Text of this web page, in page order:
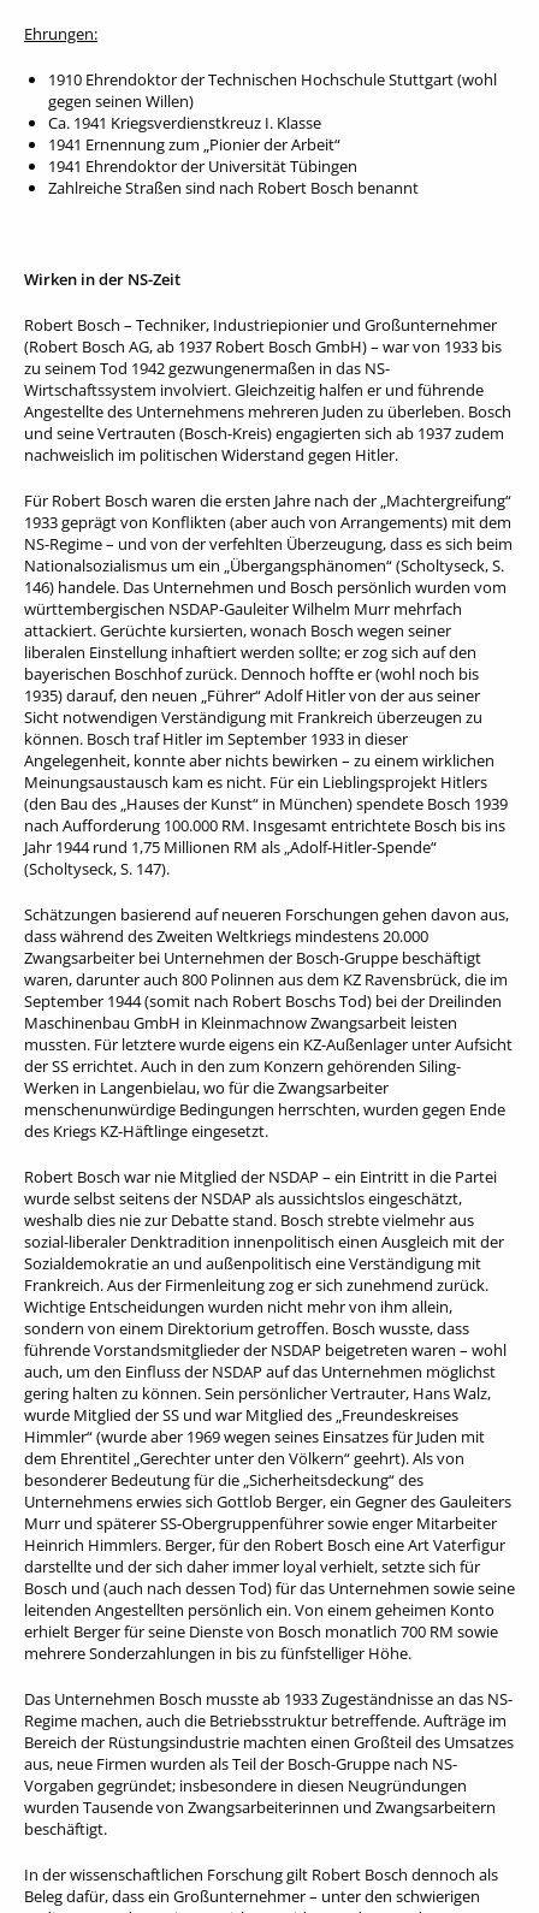
Ehrungen:
1910 Ehrendoktor der Technischen Hochschule Stuttgart (wohl
gegen seinen Willen)
Ca. 1941 Kriegsverdienstkreuz I. Klasse
1941 Ernennung zum „Pionier der Arbeit“
1941 Ehrendoktor der Universität Tübingen
Zahlreiche Straßen sind nach Robert Bosch benannt
Wirken in der NS-Zeit
Robert Bosch – Techniker, Industriepionier und Großunternehmer
(Robert Bosch AG, ab 1937 Robert Bosch GmbH) – war von 1933 bis
zu seinem Tod 1942 gezwungenermaßen in das NS-
Wirtschaftssystem involviert. Gleichzeitig halfen er und führende
Angestellte des Unternehmens mehreren Juden zu überleben. Bosch
und seine Vertrauten (Bosch-Kreis) engagierten sich ab 1937 zudem
nachweislich im politischen Widerstand gegen Hitler.
Für Robert Bosch waren die ersten Jahre nach der „Machtergreifung“
1933 geprägt von Konflikten (aber auch von Arrangements) mit dem
NS-Regime – und von der verfehlten Überzeugung, dass es sich beim
Nationalsozialismus um ein „Übergangsphänomen“ (Scholtyseck, S.
146) handele. Das Unternehmen und Bosch persönlich wurden vom
württembergischen NSDAP-Gauleiter Wilhelm Murr mehrfach
attackiert. Gerüchte kursierten, wonach Bosch wegen seiner
liberalen Einstellung inhaftiert werden sollte; er zog sich auf den
bayerischen Boschhof zurück. Dennoch hoffte er (wohl noch bis
1935) darauf, den neuen „Führer“ Adolf Hitler von der aus seiner
Sicht notwendigen Verständigung mit Frankreich überzeugen zu
können. Bosch traf Hitler im September 1933 in dieser
Angelegenheit, konnte aber nichts bewirken – zu einem wirklichen
Meinungsaustausch kam es nicht. Für ein Lieblingsprojekt Hitlers
(den Bau des „Hauses der Kunst“ in München) spendete Bosch 1939
nach Aufforderung 100.000 RM. Insgesamt entrichtete Bosch bis ins
Jahr 1944 rund 1,75 Millionen RM als „Adolf-Hitler-Spende“
(Scholtyseck, S. 147).
Schätzungen basierend auf neueren Forschungen gehen davon aus,
dass während des Zweiten Weltkriegs mindestens 20.000
Zwangsarbeiter bei Unternehmen der Bosch-Gruppe beschäftigt
waren, darunter auch 800 Polinnen aus dem KZ Ravensbrück, die im
September 1944 (somit nach Robert Boschs Tod) bei der Dreilinden
Maschinenbau GmbH in Kleinmachnow Zwangsarbeit leisten
mussten. Für letztere wurde eigens ein KZ-Außenlager unter Aufsicht
der SS errichtet. Auch in den zum Konzern gehörenden Siling-
Werken in Langenbielau, wo für die Zwangsarbeiter
menschenunwürdige Bedingungen herrschten, wurden gegen Ende
des Kriegs KZ-Häftlinge eingesetzt.
Robert Bosch war nie Mitglied der NSDAP – ein Eintritt in die Partei
wurde selbst seitens der NSDAP als aussichtslos eingeschätzt,
weshalb dies nie zur Debatte stand. Bosch strebte vielmehr aus
sozial-liberaler Denktradition innenpolitisch einen Ausgleich mit der
Sozialdemokratie an und außenpolitisch eine Verständigung mit
Frankreich. Aus der Firmenleitung zog er sich zunehmend zurück.
Wichtige Entscheidungen wurden nicht mehr von ihm allein,
sondern von einem Direktorium getroffen. Bosch wusste, dass
führende Vorstandsmitglieder der NSDAP beigetreten waren – wohl
auch, um den Einfluss der NSDAP auf das Unternehmen möglichst
gering halten zu können. Sein persönlicher Vertrauter, Hans Walz,
wurde Mitglied der SS und war Mitglied des „Freundeskreises
Himmler“ (wurde aber 1969 wegen seines Einsatzes für Juden mit
dem Ehrentitel „Gerechter unter den Völkern“ geehrt). Als von
besonderer Bedeutung für die „Sicherheitsdeckung“ des
Unternehmens erwies sich Gottlob Berger, ein Gegner des Gauleiters
Murr und späterer SS-Obergruppenführer sowie enger Mitarbeiter
Heinrich Himmlers. Berger, für den Robert Bosch eine Art Vaterfigur
darstellte und der sich daher immer loyal verhielt, setzte sich für
Bosch und (auch nach dessen Tod) für das Unternehmen sowie seine
leitenden Angestellten persönlich ein. Von einem geheimen Konto
erhielt Berger für seine Dienste von Bosch monatlich 700 RM sowie
mehrere Sonderzahlungen in bis zu fünfstelliger Höhe.
Das Unternehmen Bosch musste ab 1933 Zugeständnisse an das NS-
Regime machen, auch die Betriebsstruktur betreffende. Aufträge im
Bereich der Rüstungsindustrie machten einen Großteil des Umsatzes
aus, neue Firmen wurden als Teil der Bosch-Gruppe nach NS-
Vorgaben gegründet; insbesondere in diesen Neugründungen
wurden Tausende von Zwangsarbeiterinnen und Zwangsarbeitern
beschäftigt.
In der wissenschaftlichen Forschung gilt Robert Bosch dennoch als
Beleg dafür, dass ein Großunternehmer – unter den schwierigen